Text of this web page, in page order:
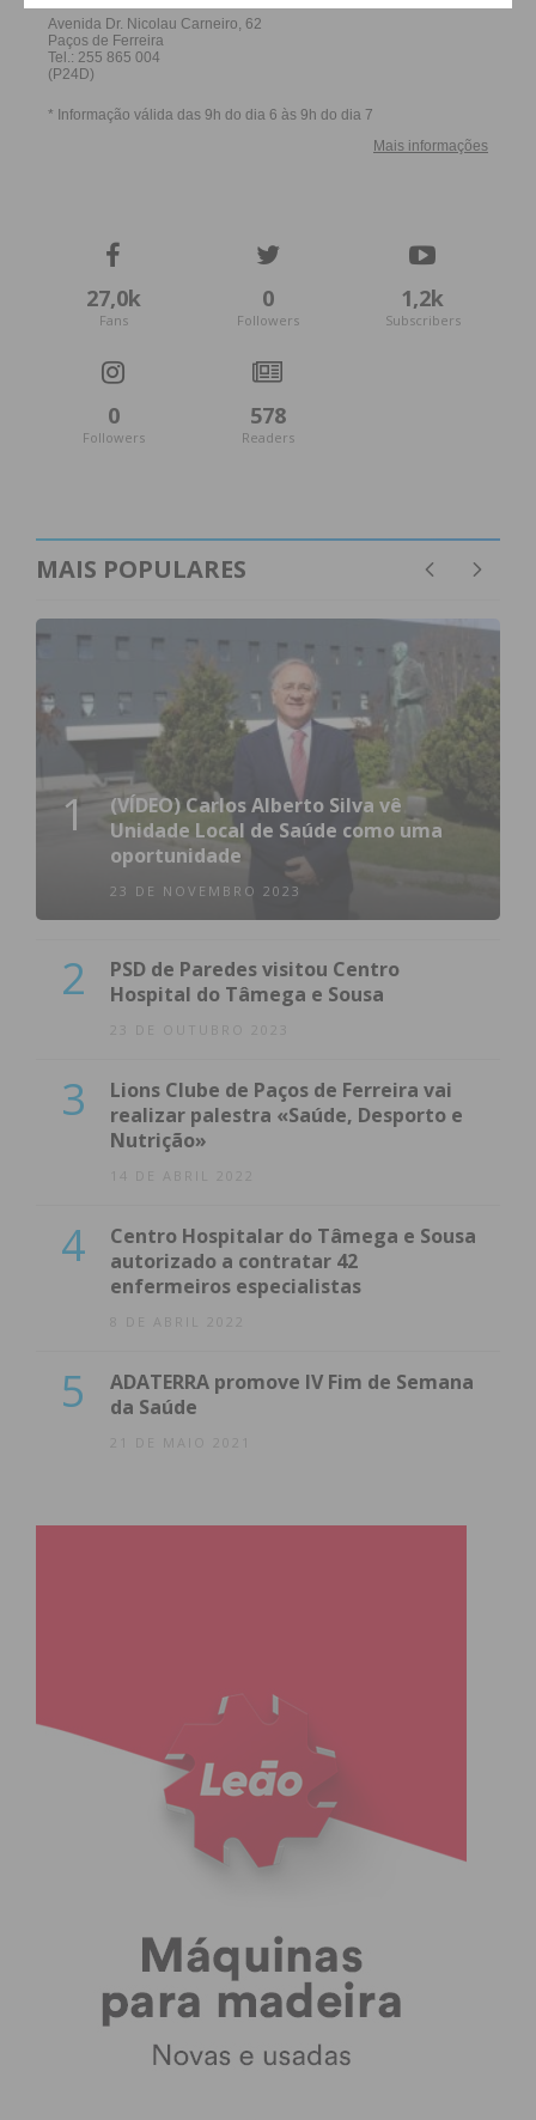
27,0k
Fans
0
Followers
1,2k
Subscribers
0
Followers
578
Readers
MAIS POPULARES
1
(VÍDEO) Carlos Alberto Silva vê
Unidade Local de Saúde como uma
oportunidade
23 DE NOVEMBRO 2023
2
PSD de Paredes visitou Centro
Hospital do Tâmega e Sousa
23 DE OUTUBRO 2023
3
Lions Clube de Paços de Ferreira vai
realizar palestra «Saúde, Desporto e
Nutrição»
14 DE ABRIL 2022
4
Centro Hospitalar do Tâmega e Sousa
autorizado a contratar 42
enfermeiros especialistas
8 DE ABRIL 2022
5
ADATERRA promove IV Fim de Semana
da Saúde
21 DE MAIO 2021